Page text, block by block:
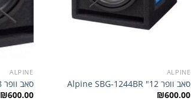
ALPINE
סאב וופר ‏12" Alpine SBG-1244BR
₪600.00
ALPINE
סאב וופר ‏8" Alpine SBG-844BR
₪600.00